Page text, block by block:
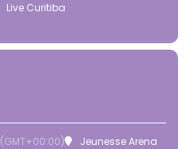
Live Curitiba
(GMT+00:00) Jeunesse Arena